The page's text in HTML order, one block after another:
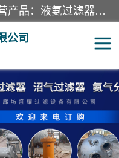
廊坊盛耀过滤设备有限公司主营产品：液氨过滤器、沼气过滤器、氨气分离器、二氧化碳过滤器、过滤器、液氨氨气过滤器、天然气过滤器、管道过滤器、*过滤器、液氨除油除水过滤器、氨气除油除水过滤器、焦炉煤气除焦油过滤器等。
公司
过滤器
气过滤器